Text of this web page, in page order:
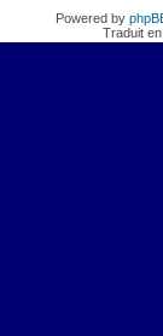
Powered by
Traduit